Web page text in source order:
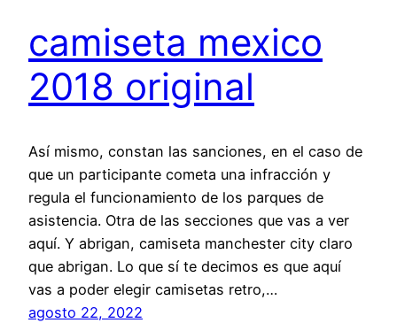
camiseta mexico
2018 original
Así mismo, constan las sanciones, en el caso de
que un participante cometa una infracción y
regula el funcionamiento de los parques de
asistencia. Otra de las secciones que vas a ver
aquí. Y abrigan, camiseta manchester city claro
que abrigan. Lo que sí te decimos es que aquí
vas a poder elegir camisetas retro,…
agosto 22, 2022